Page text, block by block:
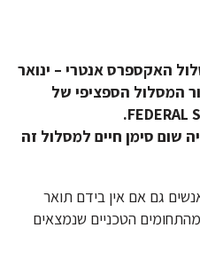
האקספרס אנטרי – ינואר
המסלול הספציפי של
FEDERAL
שום סימן חיים למסלול זה
גם אם אין בידם תואר
הטכניים שנמצאים